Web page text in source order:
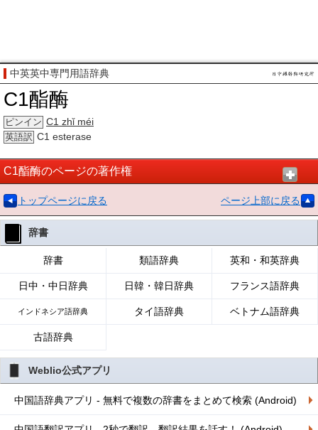
中英英中専門用語辞典
C1酯酶
ピンイン C1 zhǐ méi
英語訳 C1 esterase
C1酯酶のページの著作権
トップページに戻る ページ上部に戻る
辞書
辞書 類語辞典 英和・和英辞典
日中・中日辞典 日韓・韓日辞典 フランス語辞典
インドネシア語辞典 タイ語辞典 ベトナム語辞典
古語辞典
Weblio公式アプリ
中国語辞典アプリ - 無料で複数の辞書をまとめて検索 (Android)